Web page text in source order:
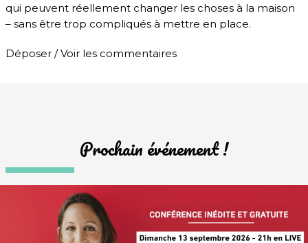
qui peuvent réellement changer les choses à la maison
– sans être trop compliqués à mettre en place.
Déposer / Voir les commentaires
Prochain événement !